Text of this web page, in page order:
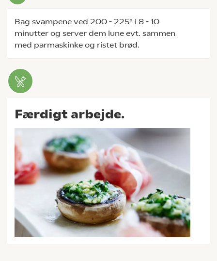
Bag svampene ved 200 - 225° i 8 - 10
minutter og server dem lune evt. sammen
med parmaskinke og ristet brød.
Færdigt arbejde.